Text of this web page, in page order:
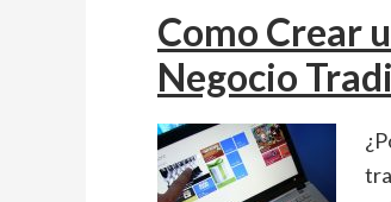
Como Crear
Negocio